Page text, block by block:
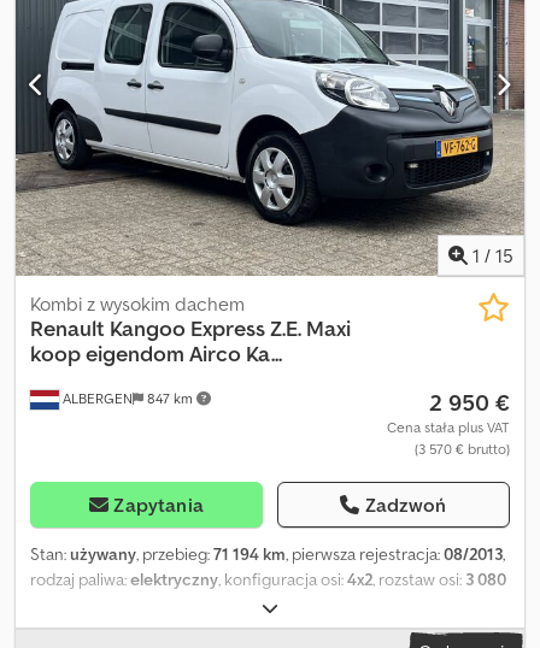
zdalnie - Światła przeciwmgielne - Radio - Radio obsługujące MP3
= Dodatkowe informacje = Informacje ogólne Liczba drzwi: 4 Rok
produkcji: 2026 Informacje techniczne Liczba cylindrów: 5
Pojemność silnika: 2461 cm³ Skrzynia biegów: 5 biegów, manualna
Masy Masa własna: 1671 kg Ładowność: 1009 kg Masa całkowita:
2680 kg Maksymalna masa przyczepy: 1820 kg (700 kg bez
hamulców) Cedpfoy Tk U Eex Ahyoha Wnętrze Kolor wnętrza:
czarny Stan Liczba kluczy: 2 (1 pilot) Bezpieczeństwo produktu
Producent: Dani Autobedrijven B.V. Ootmarsumseweg 110 7665SE
ALBERGEN, NL
1 / 15
ALBERGEN 847 km
Kombi z wysokim dachem
Renault Kangoo Express Z.E. Maxi
koop eigendom Airco Ka...
2 950 €
Cena stała plus VAT
(3 570 € brutto)
Zapytania Zadzwoń
Stan:używany, przebieg:71 194 km, pierwsza rejestracja:08/2013,
rodzaj paliwa:elektryczny, konfiguracja osi:4x2, rozstaw osi: 3 080
, kolor:biały
automatyczny, liczba biegów:2, liczba miejsc:2, całkowita